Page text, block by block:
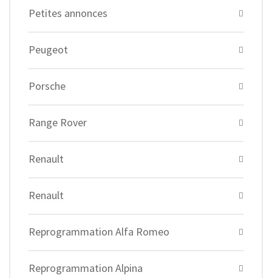
Petites annonces
Peugeot
Porsche
Range Rover
Renault
Renault
Reprogrammation Alfa Romeo
Reprogrammation Alpina